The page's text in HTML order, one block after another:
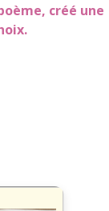
créé une